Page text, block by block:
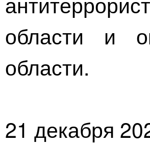
области и
области.
21 декабря